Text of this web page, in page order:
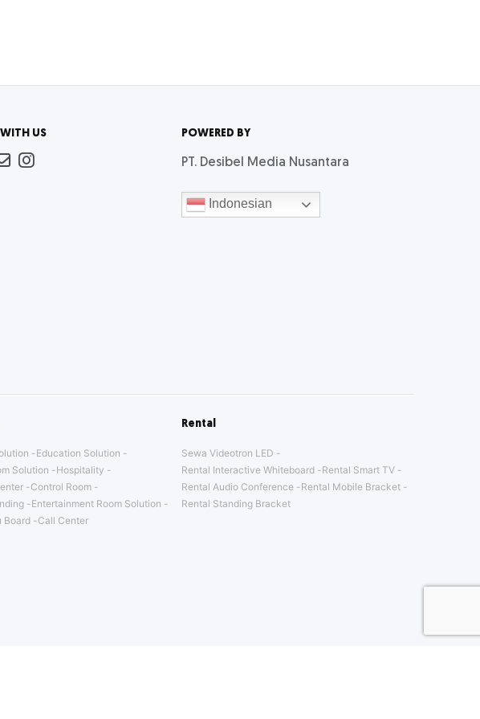
US
NewsInstagram
POWERED BY
PT. Desibel Media Nusantara
Indonesian
Education Solution
Solution
Hospitality
Control Room
Entertainment Room Solution
Board
Call Center
Rental
Sewa Videotron LED
Rental Interactive Whiteboard
Rental Smart TV
Rental Audio Conference
Rental Mobile Bracket
Rental Standing Bracket